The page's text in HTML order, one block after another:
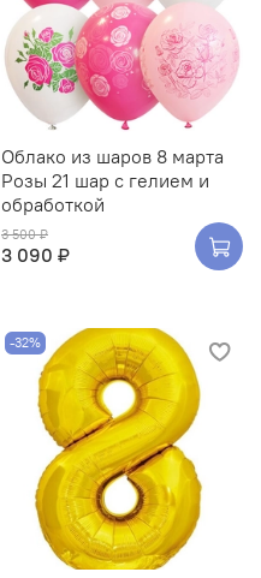
Облако из шаров 8 марта
Розы 21 шар с гелием и
обработкой
3 500 ₽
3 090 ₽
-32%